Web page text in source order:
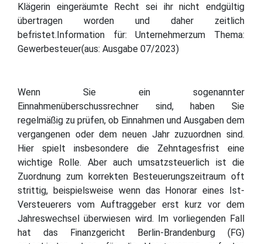
Klägerin eingeräumte Recht sei ihr nicht endgültig
übertragen worden und daher zeitlich
befristet.Information für: Unternehmerzum Thema:
Gewerbesteuer(aus: Ausgabe 07/2023)
Wenn Sie ein sogenannter
Einnahmenüberschussrechner sind, haben Sie
regelmäßig zu prüfen, ob Einnahmen und Ausgaben dem
vergangenen oder dem neuen Jahr zuzuordnen sind.
Hier spielt insbesondere die Zehntagesfrist eine
wichtige Rolle. Aber auch umsatzsteuerlich ist die
Zuordnung zum korrekten Besteuerungszeitraum oft
strittig, beispielsweise wenn das Honorar eines Ist-
Versteuerers vom Auftraggeber erst kurz vor dem
Jahreswechsel überwiesen wird. Im vorliegenden Fall
hat das Finanzgericht Berlin-Brandenburg (FG)